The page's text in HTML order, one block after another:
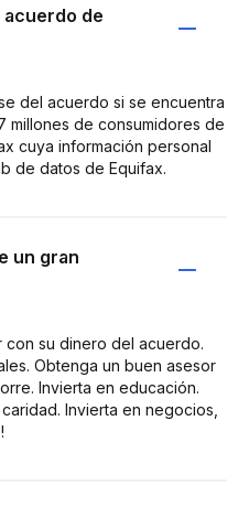
acuerdo de
del acuerdo si se encuentra
millones de consumidores de
cuya información personal
de datos de Equifax.
un gran
su dinero del acuerdo.
Obtenga un buen asesor
Invierta en educación.
Invierta en negocios,